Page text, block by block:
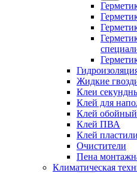
Жидкие
Клеи
Клей для
Клей обойный
Клей ПВА
Клей
Очистители
Пена
Климатическая